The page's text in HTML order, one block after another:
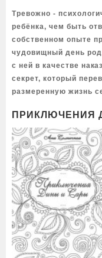
Тревожно -
ребёнка, чем быть
собственном опыте
чудовищный день
с ней в качестве
секрет, который
размеренную жизнь
ПРИКЛЮЧЕНИЯ